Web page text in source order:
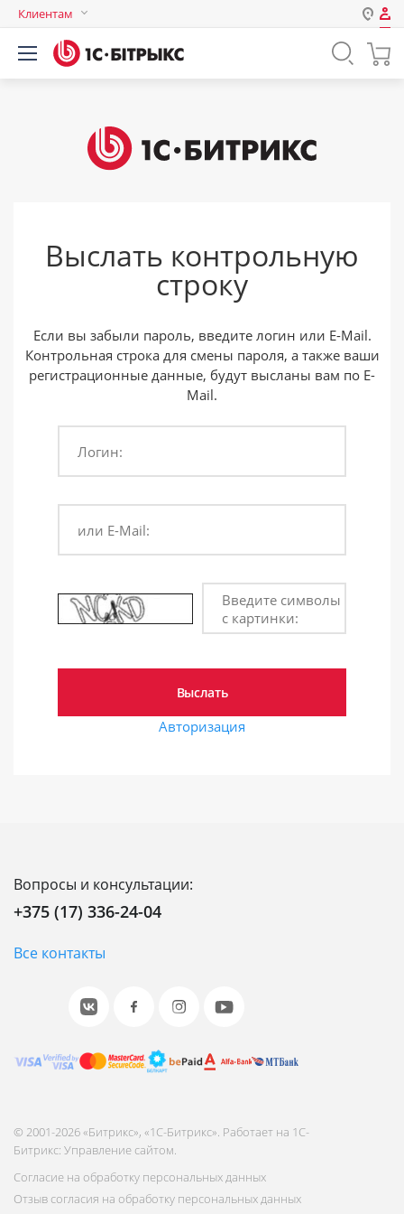
Клиентам
Авторизация
Логин
Запомнить меня на этом
компьютере
Забыли свой пароль?
или войдите с помощью
Выслать контрольную
строку
Если вы забыли пароль, введите логин или E-Mail.
Контрольная строка для смены пароля, а также ваши
регистрационные данные, будут высланы вам по E-
Mail.
Логин:
или E-Mail:
Введите символы
с картинки:
Авторизация
Вопросы и консультации:
+375 (17) 336-24-04
Все контакты
© 2001-2026 «Битрикс», «1С-Битрикс». Работает на 1С-
Битрикс: Управление сайтом.
Согласие на обработку персональных данных
Отзыв согласия на обработку персональных данных